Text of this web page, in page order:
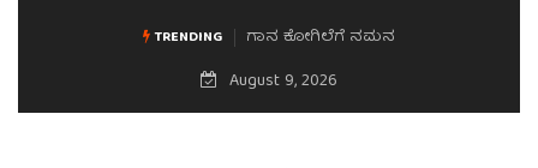
TRENDING ಮನಸಿನ ಸವಿಭಾವ
August 9, 2026